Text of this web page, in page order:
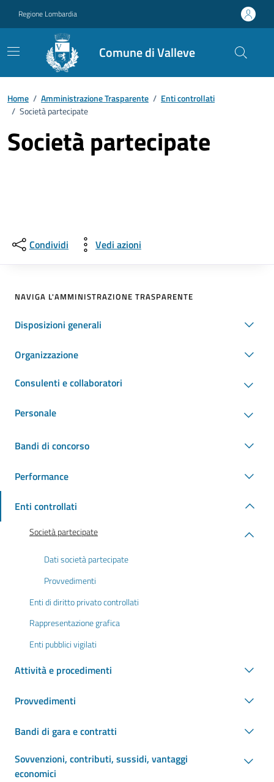
Regione Lombardia
Comune di Valleve
Home / Amministrazione Trasparente / Enti controllati
/ Società partecipate
Società partecipate
Condividi Vedi azioni
NAVIGA L'AMMINISTRAZIONE TRASPARENTE
Disposizioni generali
Organizzazione
Consulenti e collaboratori
Personale
Bandi di concorso
Performance
Enti controllati
Società partecipate
Dati società partecipate
Provvedimenti
Enti di diritto privato controllati
Rappresentazione grafica
Enti pubblici vigilati
Attività e procedimenti
Provvedimenti
Bandi di gara e contratti
Sovvenzioni, contributi, sussidi, vantaggi
economici